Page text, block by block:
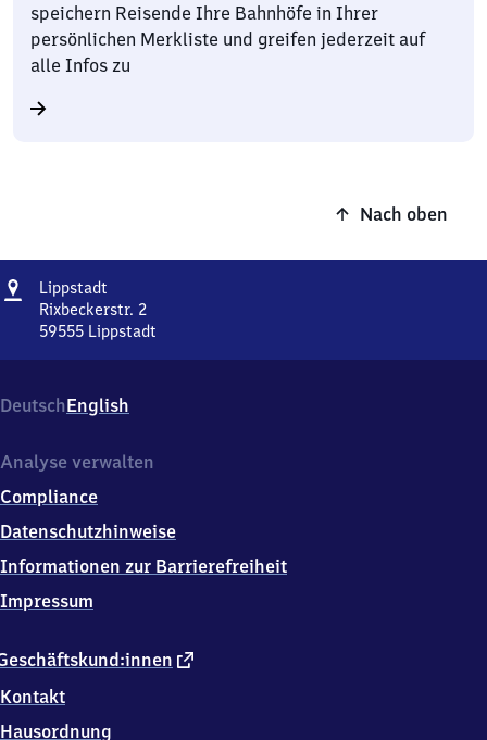
speichern Reisende Ihre Bahnhöfe in Ihrer
persönlichen Merkliste und greifen jederzeit auf
alle Infos zu
Nach oben
Adresse
Lippstadt
Rixbeckerstr. 2
59555 Lippstadt
2,
5
5
5
Lippstadt
DeutschEnglish
externer
Kontakt
Hausordnung
Analyse verwalten
Compliance
Datenschutzhinweise
Informationen zur Barrierefreiheit
Impressum